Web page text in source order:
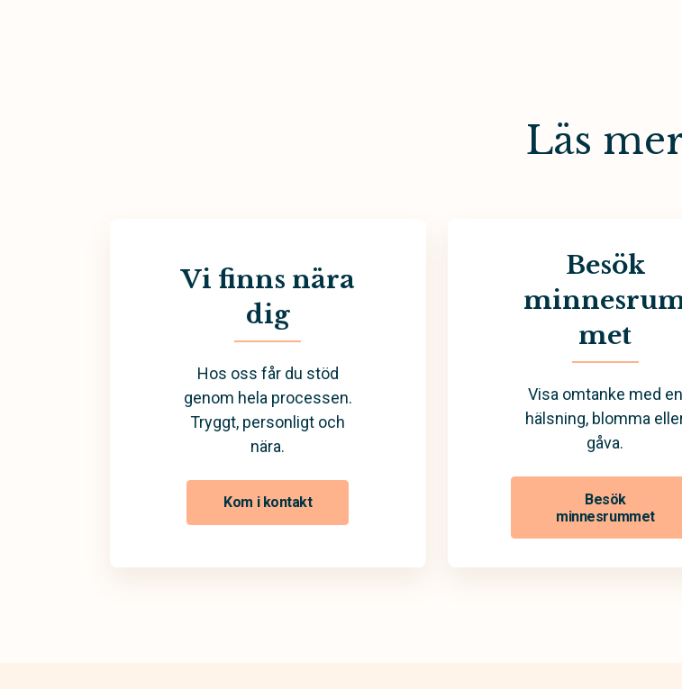
Läs
Vi finns nära
dig
Hos oss får du stöd
genom hela processen.
Tryggt, personligt och
nära.
Kom i kontakt
Besök
met
Visa omtanke med en
hälsning, blomma
gåva.
Besök
minnesrummet